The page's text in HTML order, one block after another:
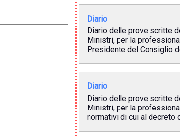
Diario
Diario delle prove scritte
Ministri, per la
Presidente del Consiglio
Diario
Diario delle prove scritte
Ministri, per la
normativi di cui al decreto